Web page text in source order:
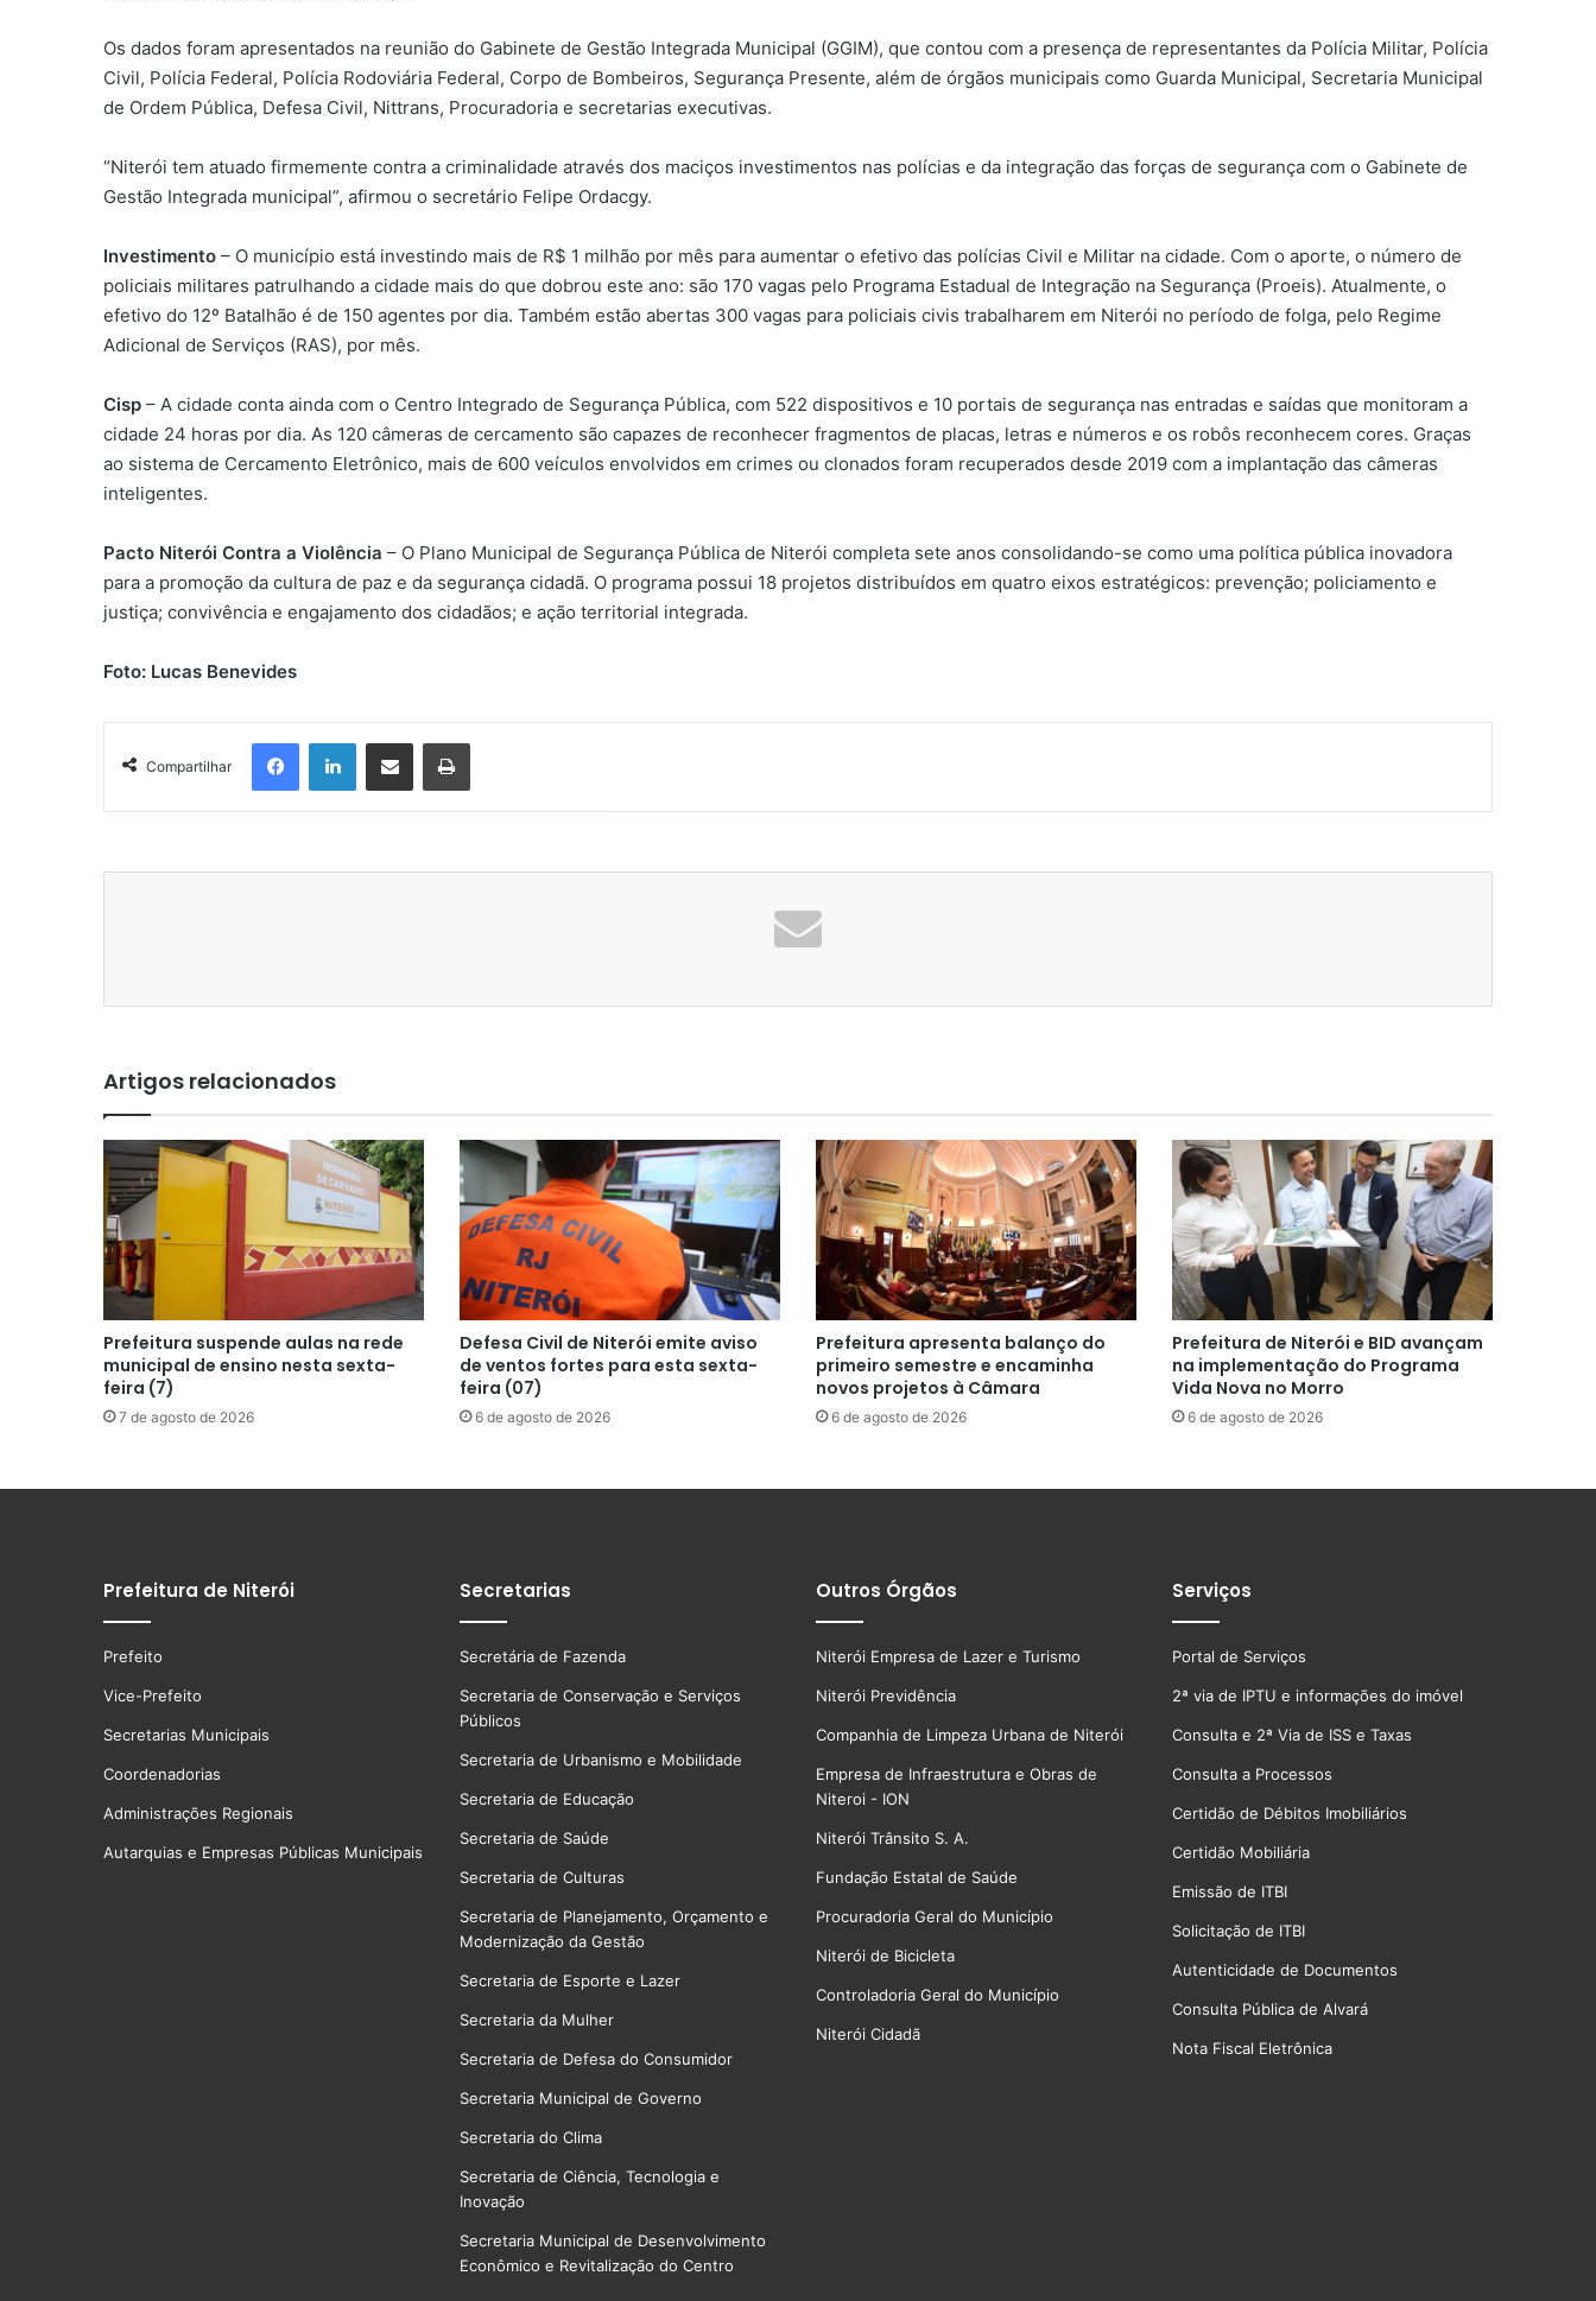
Os dados foram apresentados na reunião do Gabinete de Gestão Integrada Municipal (GGIM), que contou com a presença de representantes da Polícia Militar, Polícia
Civil, Polícia Federal, Polícia Rodoviária Federal, Corpo de Bombeiros, Segurança Presente, além de órgãos municipais como Guarda Municipal, Secretaria Municipal
de Ordem Pública, Defesa Civil, Nittrans, Procuradoria e secretarias executivas.
“Niterói tem atuado firmemente contra a criminalidade através dos maciços investimentos nas polícias e da integração das forças de segurança com o Gabinete de
Gestão Integrada municipal”, afirmou o secretário Felipe Ordacgy.
Investimento – O município está investindo mais de R$ 1 milhão por mês para aumentar o efetivo das polícias Civil e Militar na cidade. Com o aporte, o número de
policiais militares patrulhando a cidade mais do que dobrou este ano: são 170 vagas pelo Programa Estadual de Integração na Segurança (Proeis). Atualmente, o
efetivo do 12º Batalhão é de 150 agentes por dia. Também estão abertas 300 vagas para policiais civis trabalharem em Niterói no período de folga, pelo Regime
Adicional de Serviços (RAS), por mês.
Cisp – A cidade conta ainda com o Centro Integrado de Segurança Pública, com 522 dispositivos e 10 portais de segurança nas entradas e saídas que monitoram a
cidade 24 horas por dia. As 120 câmeras de cercamento são capazes de reconhecer fragmentos de placas, letras e números e os robôs reconhecem cores. Graças
ao sistema de Cercamento Eletrônico, mais de 600 veículos envolvidos em crimes ou clonados foram recuperados desde 2019 com a implantação das câmeras
inteligentes.
Pacto Niterói Contra a Violência – O Plano Municipal de Segurança Pública de Niterói completa sete anos consolidando-se como uma política pública inovadora
para a promoção da cultura de paz e da segurança cidadã. O programa possui 18 projetos distribuídos em quatro eixos estratégicos: prevenção; policiamento e
justiça; convivência e engajamento dos cidadãos; e ação territorial integrada.
Foto: Lucas Benevides
Compartilhar
FacebookLinkedinCompartilhar via e-mail Imprimir
Artigos relacionados
Prefeitura suspende aulas na rede
municipal de ensino nesta sexta-
feira (7)
7 de agosto de 2026
Defesa Civil de Niterói emite aviso
de ventos fortes para esta sexta-
feira (07)
6 de agosto de 2026
Prefeitura apresenta balanço do
primeiro semestre e encaminha
novos projetos à Câmara
6 de agosto de 2026
Prefeitura de Niterói e BID avançam
na implementação do Programa
Vida Nova no Morro
6 de agosto de 2026
Prefeitura de Niterói
Prefeito
Vice-Prefeito
Secretarias Municipais
Coordenadorias
Administrações Regionais
Autarquias e Empresas Públicas Municipais
Secretarias
Secretária de Fazenda
Secretaria de Conservação e Serviços
Públicos
Secretaria de Urbanismo e Mobilidade
Secretaria de Educação
Secretaria de Saúde
Secretaria de Culturas
Secretaria de Planejamento, Orçamento e
Modernização da Gestão
Secretaria de Esporte e Lazer
Secretaria da Mulher
Secretaria de Defesa do Consumidor
Secretaria Municipal de Governo
Secretaria do Clima
Secretaria de Ciência, Tecnologia e
Inovação
Secretaria Municipal de Desenvolvimento
Econômico e Revitalização do Centro
Outros Órgãos
Niterói Empresa de Lazer e Turismo
Niterói Previdência
Companhia de Limpeza Urbana de Niterói
Empresa de Infraestrutura e Obras de
Niteroi - ION
Niterói Trânsito S. A.
Fundação Estatal de Saúde
Procuradoria Geral do Município
Niterói de Bicicleta
Controladoria Geral do Município
Niterói Cidadã
Serviços
Portal de Serviços
2ª via de IPTU e informações do imóvel
Consulta e 2ª Via de ISS e Taxas
Consulta a Processos
Certidão de Débitos Imobiliários
Certidão Mobiliária
Emissão de ITBI
Solicitação de ITBI
Autenticidade de Documentos
Consulta Pública de Alvará
Nota Fiscal Eletrônica